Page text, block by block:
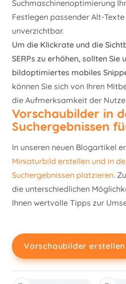
Suchmaschinenoptimierung
Festlegen passender Alt-
unverzichtbar.
Um die Klickrate und die
SERPs zu erhöhen, sollten Sie
bildoptimiertes mobiles
können Sie sich von Ihren
die Aufmerksamkeit der
Vorschaubilder in
Suchergebnissen
In unseren neuen Blogartikel
Miniaturbild erstellen und in
Suchergebnissen platzieren.
die unterschiedlichen
Ihnen wertvolle Tipps zur
Vorschaubilder erstellen